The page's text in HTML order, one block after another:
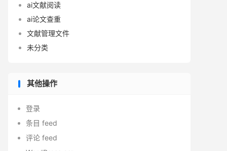
ai文献阅读
ai论文查重
文献管理文件
未分类
其他操作
登录
条目 feed
评论 feed